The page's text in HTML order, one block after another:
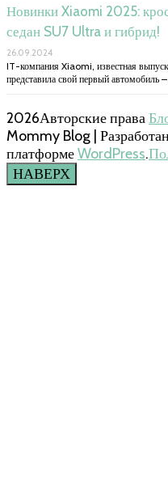
Новинки Xiaomi 2025:
седан SU7 Ultra и гибрид!
26.09.2024
IT-компания Xiaomi, известная
представила свой первый автомобиль
2026Авторские права
Mommy Blog |
платформеWordPress.
НАВЕРХ